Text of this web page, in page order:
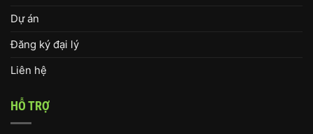
Dự án
Đăng ký đại lý
Liên hệ
HỖ TRỢ